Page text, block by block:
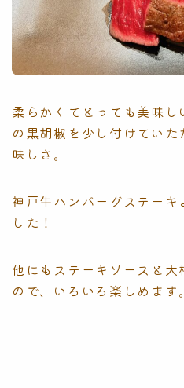
柔らかくてとっても美味
の黒胡椒を少し付けてい
味しさ。
神戸牛ハンバーグステー
した！
他にもステーキソースと大
ので、いろいろ楽しめます。